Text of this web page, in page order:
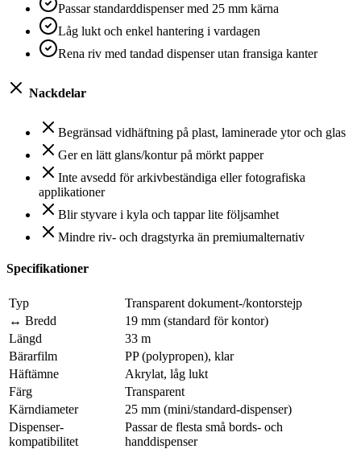
Passar standarddispenser med 25 mm kärna
Låg lukt och enkel hantering i vardagen
Rena riv med tandad dispenser utan fransiga kanter
Nackdelar
Begränsad vidhäftning på plast, laminerade ytor och glas
Ger en lätt glans/kontur på mörkt papper
Inte avsedd för arkivbeständiga eller fotografiska
applikationer
Blir styvare i kyla och tappar lite följsamhet
Mindre riv- och dragstyrka än premiumalternativ
Specifikationer
Typ
Transparent dokument-/kontorstejp
↔ Bredd
19 mm (standard för kontor)
Längd
33 m
Bärarfilm
PP (polypropen), klar
Häftämne
Akrylat, låg lukt
Färg
Transparent
Kärndiameter
25 mm (mini/standard-dispenser)
Dispenser-
kompatibilitet
Passar de flesta små bords- och
handdispenser